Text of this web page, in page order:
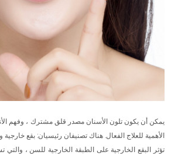
يمكن أن يكون تلون الأسنان مصدر قلق مشترك ، وفهم
الأهمية للعلاج الفعال. هناك تصنيفان رئيسيان: بقع خارجية
تؤثر البقع الخارجية على الطبقة الخارجية للسن ، والتي